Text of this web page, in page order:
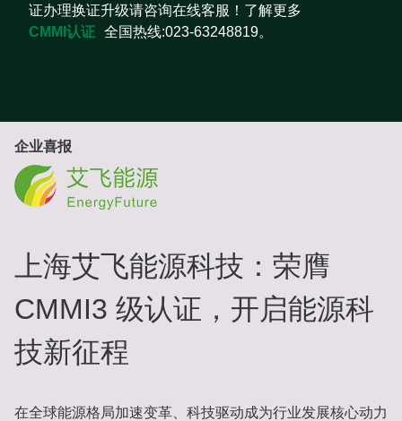
证办理换证升级请咨询在线客服！了解更多
CMMI认证 全国热线:023-63248819。
企业喜报
上海艾飞能源科技：荣膺
CMMI3 级认证，开启能源科
技新征程
在全球能源格局加速变革、科技驱动成为行业发展核心动力